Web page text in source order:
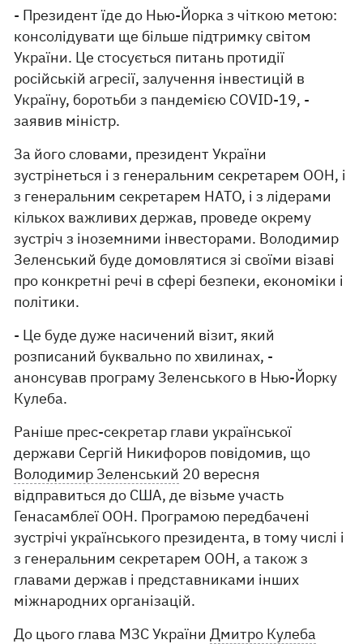
- Президент їде до Нью-Йорка з чіткою метою:
консолідувати ще більше підтримку світом
України. Це стосується питань протидії
російській агресії, залучення інвестицій в
Україну, боротьби з пандемією COVID-19, -
заявив міністр.
За його словами, президент України
зустрінеться і з генеральним секретарем ООН, і
з генеральним секретарем НАТО, і з лідерами
кількох важливих держав, проведе окрему
зустріч з іноземними інвесторами. Володимир
Зеленський буде домовлятися зі своїми візаві
про конкретні речі в сфері безпеки, економіки і
політики.
- Це буде дуже насичений візит, який
розписаний буквально по хвилинах, -
анонсував програму Зеленського в Нью-Йорку
Кулеба.
Раніше прес-секретар глави української
держави Сергій Никифоров повідомив, що
Володимир Зеленський 20 вересня
відправиться до США, де візьме участь
Генасамблеї ООН. Програмою передбачені
зустрічі українського президента, в тому числі і
з генеральним секретарем ООН, а також з
главами держав і представниками інших
міжнародних організацій.
До цього глава МЗС УкраїниДмитро Кулеба